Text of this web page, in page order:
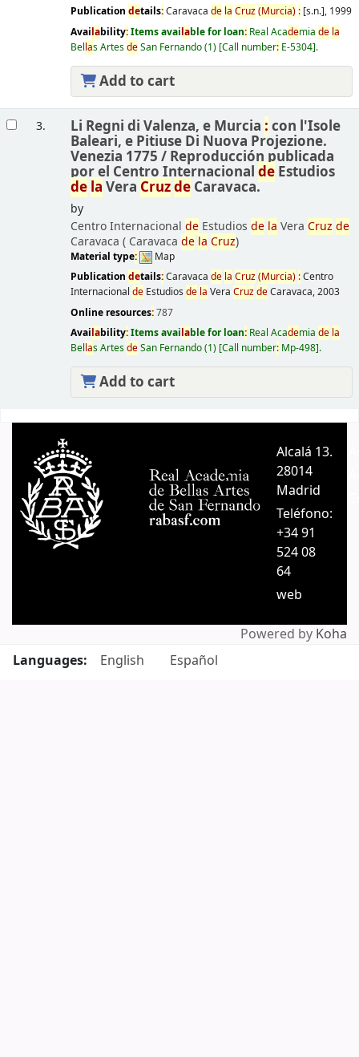
Publication details:Caravaca de la Cruz(Murcia) : [s.n.], 1999
Availability:Items available for loan: Real Academia de la
Bellas ArtesdeSan Fernando(1) Call number: E-5304 .
Add to cart
3. Li Regni di Valenza, e Murcia : con l'Isole
Baleari, e Pitiuse Di Nuova Projezione.
Venezia 1775 / Reproducción publicada
por el Centro Internacional deEstudios
de la Vera CruzdeCaravaca.
by
Centro Internacional deEstudios de la Vera Cruz de
Caravaca (Caravaca de la Cruz)
Material type:
Map
Publication details:Caravaca de la Cruz(Murcia) :Centro
Internacional deEstudios de la Vera CruzdeCaravaca,2003
Online resources:787
Availability:Items available for loan: Real Academia de la
Bellas ArtesdeSan Fernando(1) Call number: Mp-498 .
Add to cart
Alcalá 13.
28014
Madrid
Teléfono:
+34 91
524 08
64
web
Powered by Koha
Languages:
English Español